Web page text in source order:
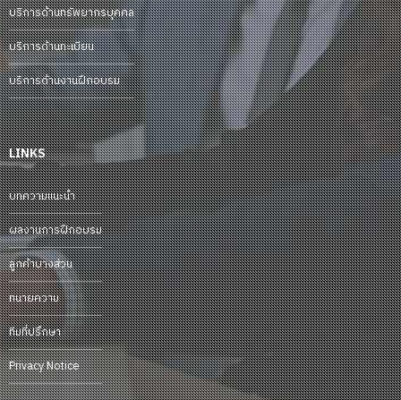
บริการด้านทรัพยากรบุคคล
บริการด้านทะเบียน
บริการด้านงานฝึกอบรม
LINKS
บทความแนะนำ
ผลงานการฝึกอบรม
ลูกค้าบางส่วน
ทนายความ
ทีมที่ปรึกษา
Privacy Notice